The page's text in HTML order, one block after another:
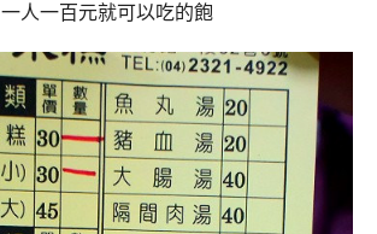
一人一百元就可以吃的飽